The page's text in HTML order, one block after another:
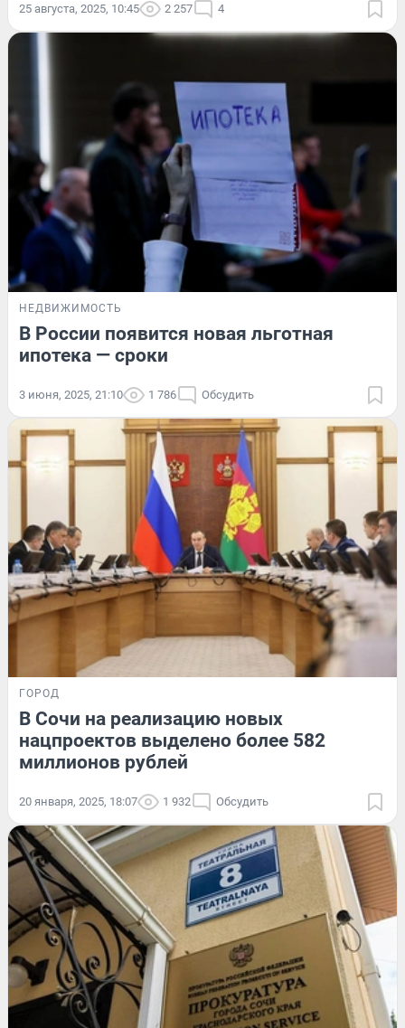
25 августа, 2025, 10:45 2 257 4
НЕДВИЖИМОСТЬ
В России появится новая льготная
ипотека — сроки
3 июня, 2025, 21:10 1 786 Обсудить
ГОРОД
В Сочи на реализацию новых
нацпроектов выделено более 582
миллионов рублей
20 января, 2025, 18:07 1 932 Обсудить